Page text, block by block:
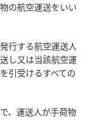
の航空運送をいい
行する航空運送人
し又は当該航空運
引受けるすべての
、運送人が手荷物